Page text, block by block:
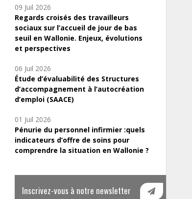
09 Juil 2026
Regards croisés des travailleurs
sociaux sur l’accueil de jour de bas
seuil en Wallonie. Enjeux, évolutions
et perspectives
06 Juil 2026
Étude d’évaluabilité des Structures
d’accompagnement à l’autocréation
d’emploi (SAACE)
01 Juil 2026
Pénurie du personnel infirmier :quels
indicateurs d’offre de soins pour
comprendre la situation en Wallonie ?
Inscrivez-vous à notre newsletter